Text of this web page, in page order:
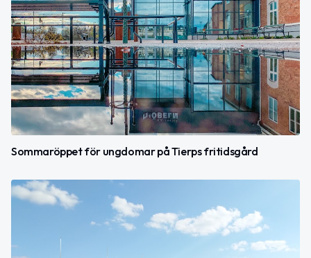
Sommaröppet för ungdomar på Tierps fritidsgård